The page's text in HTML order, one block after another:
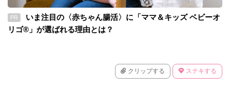
PR
いま注目の〈赤ちゃん腸活〉に「ママ＆キッズ ベビーオ
リゴ®」が選ばれる理由とは？
クリップする ステキする